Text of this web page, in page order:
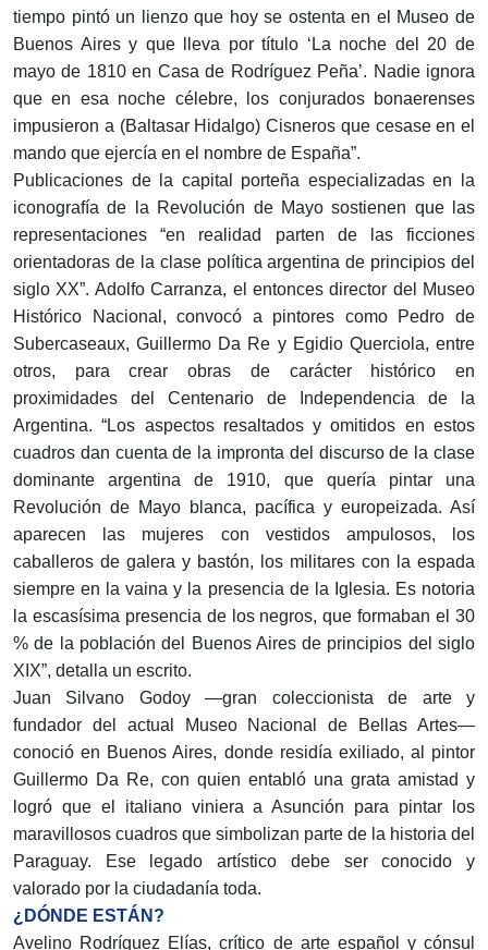
tiempo pintó un lienzo que hoy se ostenta en el Museo de
Buenos Aires y que lleva por título ‘La noche del 20 de
mayo de 1810 en Casa de Rodríguez Peña’. Nadie ignora
que en esa noche célebre, los conjurados bonaerenses
impusieron a (Baltasar Hidalgo) Cisneros que cesase en el
mando que ejercía en el nombre de España”.
Publicaciones de la capital porteña especializadas en la
iconografía de la Revolución de Mayo sostienen que las
representaciones “en realidad parten de las ficciones
orientadoras de la clase política argentina de principios del
siglo XX”. Adolfo Carranza, el entonces director del Museo
Histórico Nacional, convocó a pintores como Pedro de
Subercaseaux, Guillermo Da Re y Egidio Querciola, entre
otros, para crear obras de carácter histórico en
proximidades del Centenario de Independencia de la
Argentina. “Los aspectos resaltados y omitidos en estos
cuadros dan cuenta de la impronta del discurso de la clase
dominante argentina de 1910, que quería pintar una
Revolución de Mayo blanca, pacífica y europeizada. Así
aparecen las mujeres con vestidos ampulosos, los
caballeros de galera y bastón, los militares con la espada
siempre en la vaina y la presencia de la Iglesia. Es notoria
la escasísima presencia de los negros, que formaban el 30
% de la población del Buenos Aires de principios del siglo
XIX”, detalla un escrito.
Juan Silvano Godoy —gran coleccionista de arte y
fundador del actual Museo Nacional de Bellas Artes—
conoció en Buenos Aires, donde residía exiliado, al pintor
Guillermo Da Re, con quien entabló una grata amistad y
logró que el italiano viniera a Asunción para pintar los
maravillosos cuadros que simbolizan parte de la historia del
Paraguay. Ese legado artístico debe ser conocido y
valorado por la ciudadanía toda.
¿DÓNDE ESTÁN?
Avelino Rodríguez Elías, crítico de arte español y cónsul